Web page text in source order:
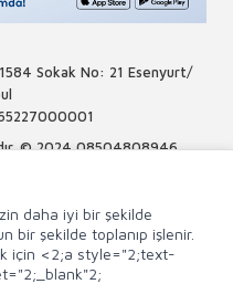
Sokak No: 21 Esenyurt/
© 2024 08504808946
daha iyi bir şekilde
bir şekilde toplanıp işlenir.
için <2;a style="2;text-